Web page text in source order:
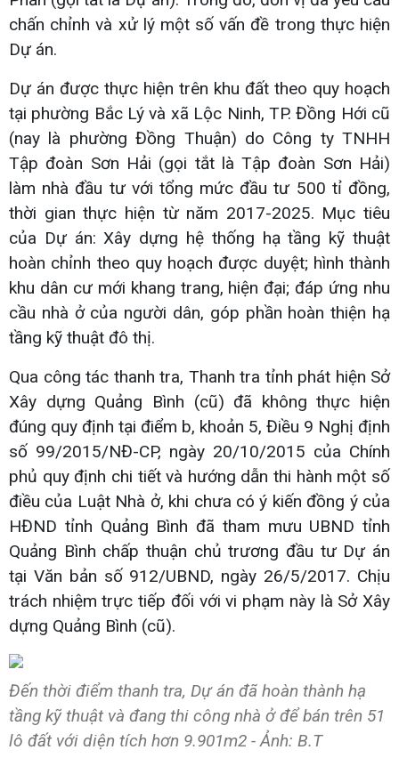
chấn chỉnh và xử lý một số vấn đề trong thực hiện
Dự án.
Dự án được thực hiện trên khu đất theo quy hoạch
tại phường Bắc Lý và xã Lộc Ninh, TP. Đồng Hới cũ
(nay là phường Đồng Thuận) do Công ty TNHH
Tập đoàn Sơn Hải (gọi tắt là Tập đoàn Sơn Hải)
làm nhà đầu tư với tổng mức đầu tư 500 tỉ đồng,
thời gian thực hiện từ năm 2017-2025. Mục tiêu
của Dự án: Xây dựng hệ thống hạ tầng kỹ thuật
hoàn chỉnh theo quy hoạch được duyệt; hình thành
khu dân cư mới khang trang, hiện đại; đáp ứng nhu
cầu nhà ở của người dân, góp phần hoàn thiện hạ
tầng kỹ thuật đô thị.
Qua công tác thanh tra, Thanh tra tỉnh phát hiện Sở
Xây dựng Quảng Bình (cũ) đã không thực hiện
đúng quy định tại điểm b, khoản 5, Điều 9 Nghị định
số 99/2015/NĐ-CP, ngày 20/10/2015 của Chính
phủ quy định chi tiết và hướng dẫn thi hành một số
điều của Luật Nhà ở, khi chưa có ý kiến đồng ý của
HĐND tỉnh Quảng Bình đã tham mưu UBND tỉnh
Quảng Bình chấp thuận chủ trương đầu tư Dự án
tại Văn bản số 912/UBND, ngày 26/5/2017. Chịu
trách nhiệm trực tiếp đối với vi phạm này là Sở Xây
dựng Quảng Bình (cũ).
Đến thời điểm thanh tra, Dự án đã hoàn thành hạ
tầng kỹ thuật và đang thi công nhà ở để bán trên 51
lô đất với diện tích hơn 9.901m2 - Ảnh: B.T